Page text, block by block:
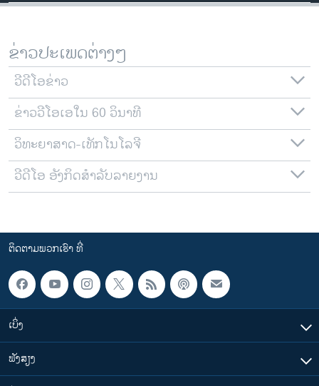
ຂ່າວປະເພດຕ່າງໆ
ວີດີໂອຂ່າວ
ຂ່າວວີໂອເອໃນ 60 ວິນາທີ
ວິທະຍາສາດ-ເທັກໂນໂລຈີ
ວີດີໂອ ອັງກິດສຳລັບລາຍງານ
ຕິດຕາມພວກເຮົາ ທີ່
ເບິ່ງ
ຟັງສຽງ